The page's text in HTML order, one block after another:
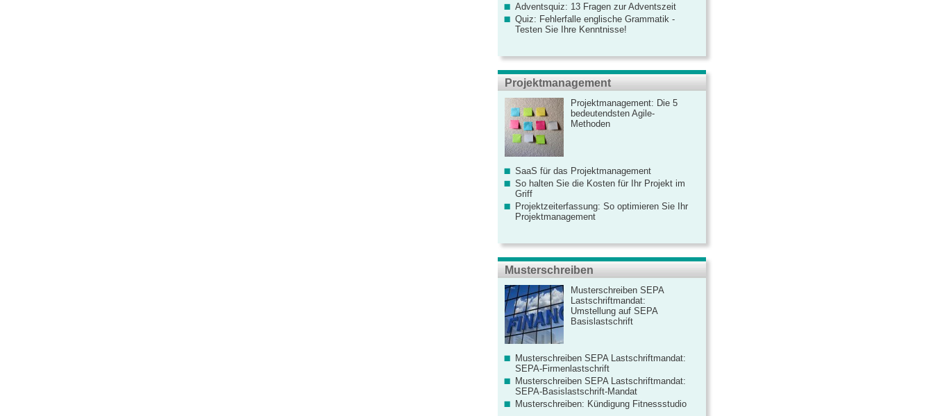
Adventsquiz: 13 Fragen zur Adventszeit
Quiz: Fehlerfalle englische Grammatik -
Testen Sie Ihre Kenntnisse!
Projektmanagement
Projektmanagement: Die 5
bedeutendsten Agile-
Methoden
SaaS für das Projektmanagement
So halten Sie die Kosten für Ihr Projekt im
Griff
Projektzeiterfassung: So optimieren Sie Ihr
Projektmanagement
Musterschreiben
Musterschreiben SEPA
Lastschriftmandat:
Umstellung auf SEPA
Basislastschrift
Musterschreiben SEPA Lastschriftmandat:
SEPA-Firmenlastschrift
Musterschreiben SEPA Lastschriftmandat:
SEPA-Basislastschrift-Mandat
Musterschreiben: Kündigung Fitnessstudio